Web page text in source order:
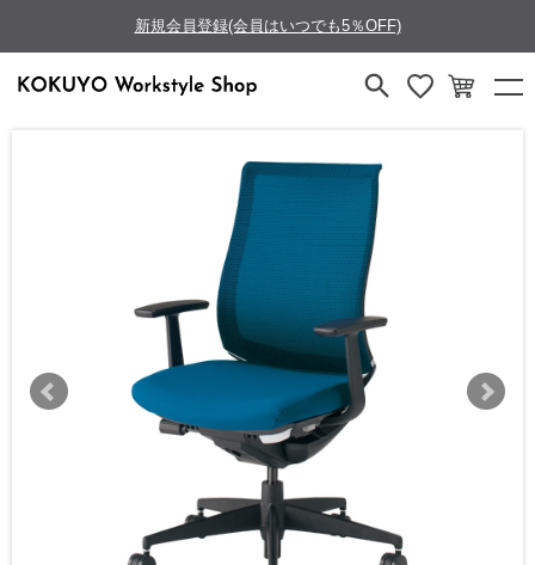
新規会員登録(会員はいつでも5％OFF)